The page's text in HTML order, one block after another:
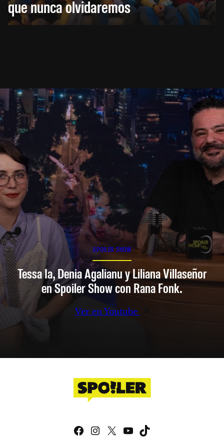
que nunca olvidaremos
SPOILER SHOW
Tessa Ia, Denia Agalianu y Liliana Villaseñor
en Spoiler Show con Rana Fonk.
Ver en Youtube
Facebook
Instagram
X YouTube